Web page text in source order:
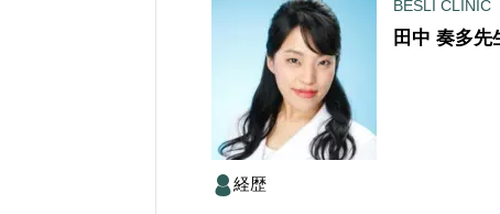
BESLI CLINIC
田中 奏多先
経歴